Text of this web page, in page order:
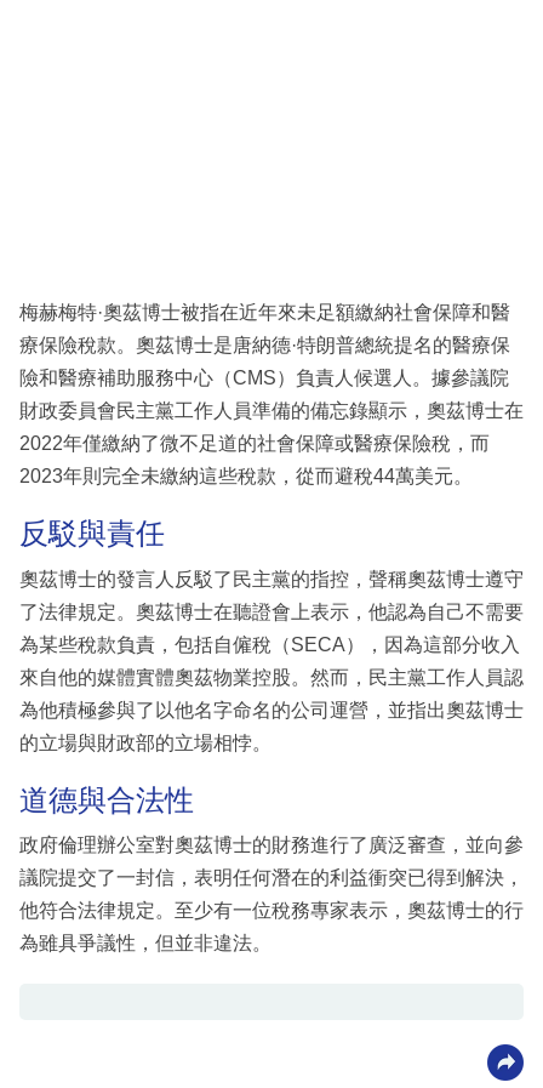
區
梅赫梅特·奧茲博士被指在近年來未足額繳納社會保障和醫
療保險稅款。奧茲博士是唐納德·特朗普總統提名的醫療保
險和醫療補助服務中心（CMS）負責人候選人。據參議院
財政委員會民主黨工作人員準備的備忘錄顯示，奧茲博士在
2022年僅繳納了微不足道的社會保障或醫療保險稅，而
2023年則完全未繳納這些稅款，從而避稅44萬美元。
反駁與責任
奧茲博士的發言人反駁了民主黨的指控，聲稱奧茲博士遵守
了法律規定。奧茲博士在聽證會上表示，他認為自己不需要
為某些稅款負責，包括自僱稅（SECA），因為這部分收入
來自他的媒體實體奧茲物業控股。然而，民主黨工作人員認
為他積極參與了以他名字命名的公司運營，並指出奧茲博士
的立場與財政部的立場相悖。
道德與合法性
政府倫理辦公室對奧茲博士的財務進行了廣泛審查，並向參
議院提交了一封信，表明任何潛在的利益衝突已得到解決，
他符合法律規定。至少有一位稅務專家表示，奧茲博士的行
為雖具爭議性，但並非違法。